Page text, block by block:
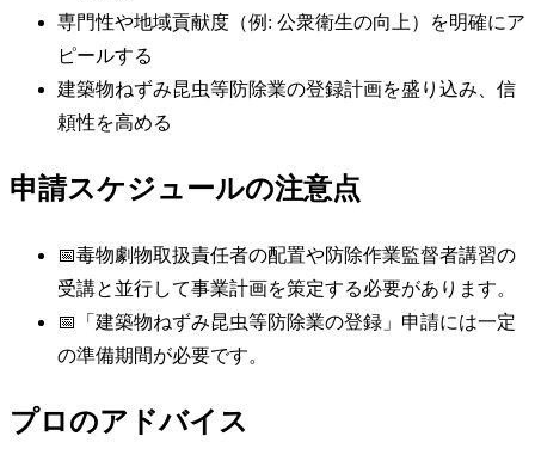
専門性や地域貢献度（例: 公衆衛生の向上）を明確にア
ピールする
建築物ねずみ昆虫等防除業の登録計画を盛り込み、信
頼性を高める
申請スケジュールの注意点
📅毒物劇物取扱責任者の配置や防除作業監督者講習の
受講と並行して事業計画を策定する必要があります。
📅
「建築物ねずみ昆虫等防除業の登録」申請には一定
の準備期間が必要です。
プロのアドバイス